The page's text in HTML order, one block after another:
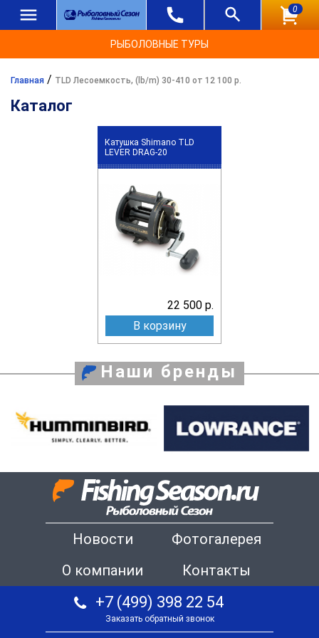
0
РЫБОЛОВНЫЕ ТУРЫ
Главная / TLD Лесоемкость, (lb/m) 30-410 от 12 100 р.
Каталог
Катушка Shimano TLD
LEVER DRAG-20
22 500 р.
В корзину
Наши бренды
Новости
Фотогалерея
О компании
Контакты
+7 (499) 398 22 54
Заказать обратный звонок